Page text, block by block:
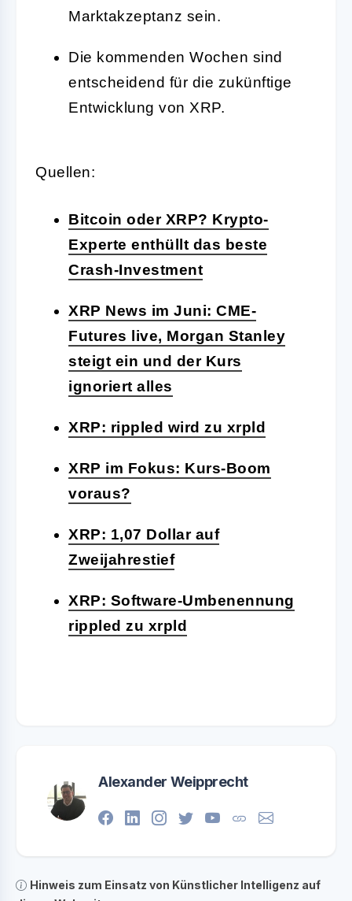
Marktakzeptanz sein.
Die kommenden Wochen sind
entscheidend für die zukünftige
Entwicklung von XRP.
Quellen:
Bitcoin oder XRP? Krypto-
Experte enthüllt das beste
Crash-Investment
XRP News im Juni: CME-
Futures live, Morgan Stanley
steigt ein und der Kurs
ignoriert alles
XRP: rippled wird zu xrpld
XRP im Fokus: Kurs-Boom
voraus?
XRP: 1,07 Dollar auf
Zweijahrestief
XRP: Software-Umbenennung
rippled zu xrpld
Alexander Weipprecht
Hinweis zum Einsatz von Künstlicher Intelligenz auf